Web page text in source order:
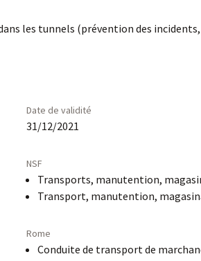
les tunnels (prévention des incidents,
Date de validité
31/12/2021
NSF
Transports, manutention,
Transport, manutention,
Rome
Conduite de transport de